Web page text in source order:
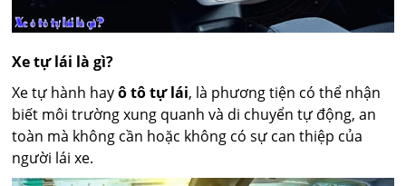
Xe tự lái là gì?
Xe tự hành hayô tô tự lái, là phương tiện có thể nhận
biết môi trường xung quanh và di chuyển tự động, an
toàn mà không cần hoặc không có sự can thiệp của
người lái xe.